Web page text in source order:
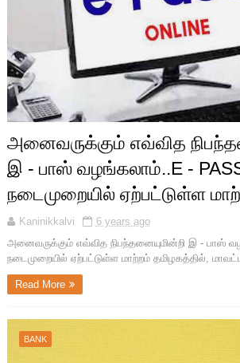
அனைவருக்கும் எவ்வித
இ - பாஸ் வழங்கலாம்..E -
நடைமுறையில் ஏற்பட்டுள்ள
Kaninikkalvi
6 years ago
அனைவருக்கும் எவ்வித நிபந்தனையுமின்றி இ - பாஸ்
நடைமுறையில் ஏற்பட்டுள்ள மாற்றம் தமிழகத்தில்,
Read More
BANK